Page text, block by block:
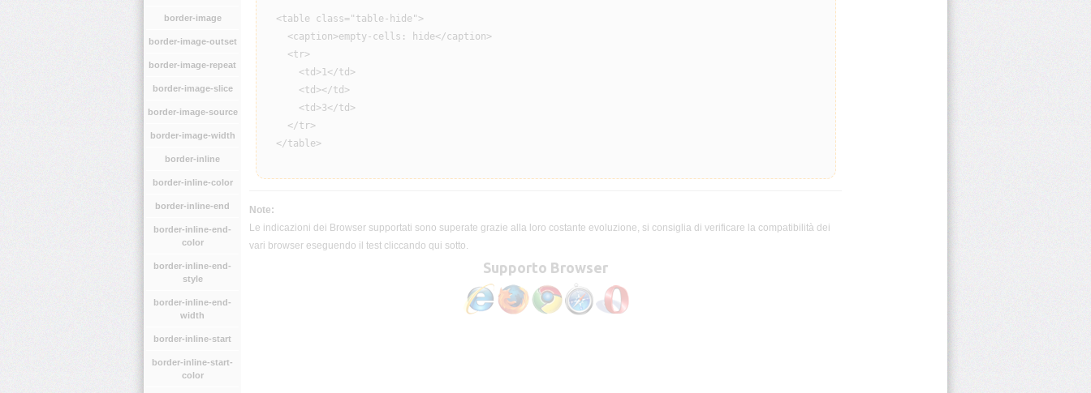
border-image
border-image-outset
border-image-repeat
border-image-slice
border-image-source
border-image-width
border-inline
border-inline-color
border-inline-end
border-inline-end-
color
border-inline-end-
style
border-inline-end-
width
border-inline-start
border-inline-start-
color
  <table class="table-hide">
    <caption>empty-cells: hide</caption>
    <tr>
      <td>1</td>
      <td></td>
      <td>3</td>
    </tr>
  </table>
Note:
Le indicazioni dei Browser supportati sono superate grazie alla loro costante evoluzione, si consiglia di verificare la compatibilità dei
vari browser eseguendo il test cliccando qui sotto.
Supporto Browser